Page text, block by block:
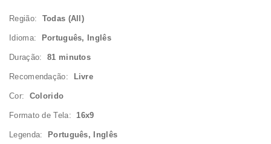
Região: Todas (All)
Idioma: Português, Inglês
Duração: 81 minutos
Recomendação: Livre
Cor: Colorido
Formato de Tela: 16x9
Legenda: Português, Inglês